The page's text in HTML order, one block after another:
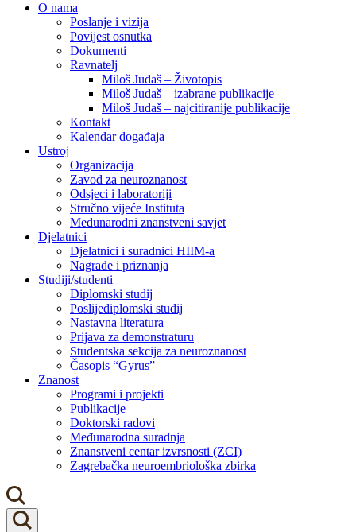
O nama
Poslanje i vizija
Povijest osnutka
Dokumenti
Ravnatelj
Miloš Judaš – Životopis
Miloš Judaš – izabrane publikacije
Miloš Judaš – najcitiranije publikacije
Kontakt
Kalendar događaja
Ustroj
Organizacija
Zavod za neuroznanost
Odsjeci i laboratoriji
Stručno vijeće Instituta
Međunarodni znanstveni savjet
Djelatnici
Djelatnici i suradnici HIIM-a
Nagrade i priznanja
Studiji/studenti
Diplomski studij
Poslijediplomski studij
Nastavna literatura
Prijava za demonstraturu
Studentska sekcija za neuroznanost
Časopis “Gyrus”
Znanost
Programi i projekti
Publikacije
Doktorski radovi
Međunarodna suradnja
Znanstveni centar izvrsnosti (ZCI)
Zagrebačka neuroembriološka zbirka